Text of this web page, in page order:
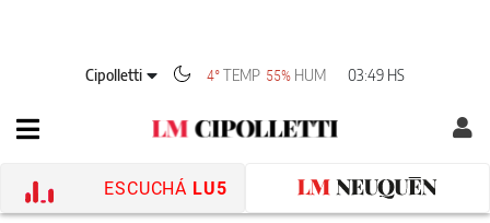
Cipolletti 4°TEMP 55% HUM 03:49 HS
ESCUCHÁ LU5